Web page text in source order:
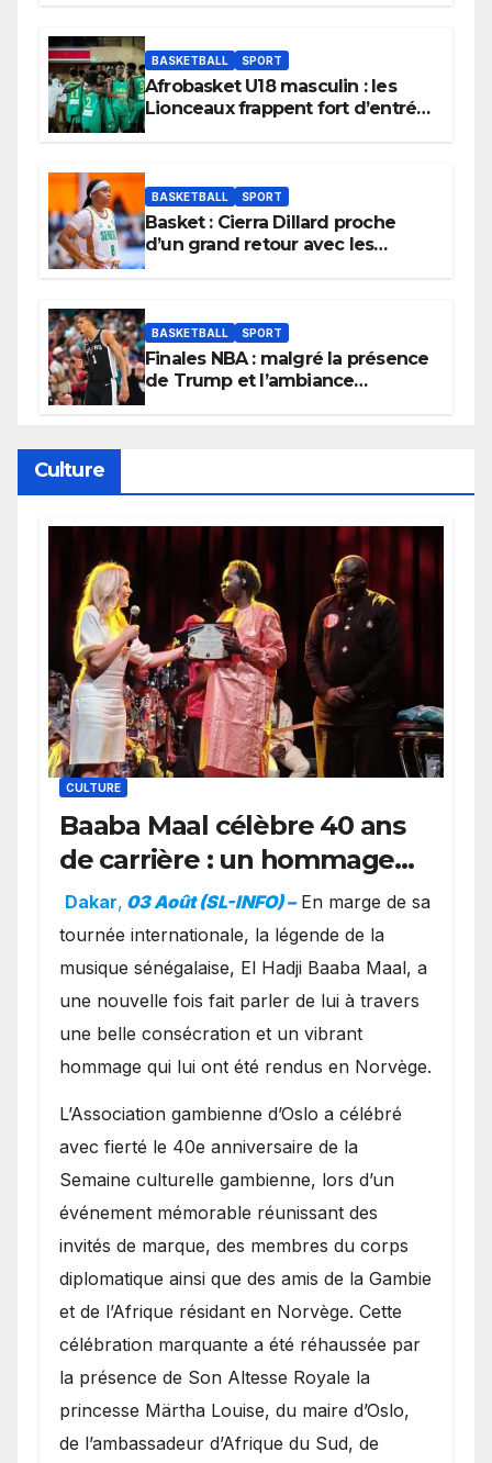
BASKETBALL SPORT
Afrobasket U18 masculin : les
Lionceaux frappent fort d’entrée
BASKETBALL SPORT
Basket : Cierra Dillard proche
d’un grand retour avec les
BASKETBALL SPORT
Finales NBA : malgré la présence
de Trump et l’ambiance
Culture
CULTURE
Baaba Maal célèbre 40 ans
de carrière : un hommage
exceptionnel à Oslo en
présence de la famille
royale.
Dakar, 03 Août (SL-INFO) – ​En marge de sa
tournée internationale, la légende de la
musique sénégalaise, El Hadji Baaba Maal, a
une nouvelle fois fait parler de lui à travers
une belle consécration et un vibrant
hommage qui lui ont été rendus en Norvège.
​L’Association gambienne d’Oslo a célébré
avec fierté le 40e anniversaire de la
Semaine culturelle gambienne, lors d’un
événement mémorable réunissant des
invités de marque, des membres du corps
diplomatique ainsi que des amis de la Gambie
et de l’Afrique résidant en Norvège. Cette
célébration marquante a été réhaussée par
la présence de Son Altesse Royale la
princesse Märtha Louise, du maire d’Oslo,
de l’ambassadeur d’Afrique du Sud, de